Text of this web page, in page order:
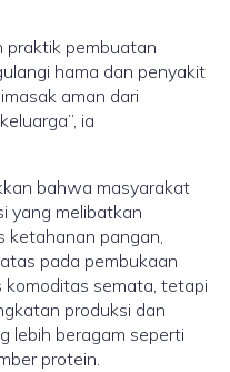
praktik pembuatan
hama dan penyakit
aman dari
ia
bahwa masyarakat
yang melibatkan
ketahanan pangan,
pada pembukaan
semata, tetapi
produksi dan
lebih beragam seperti
protein.